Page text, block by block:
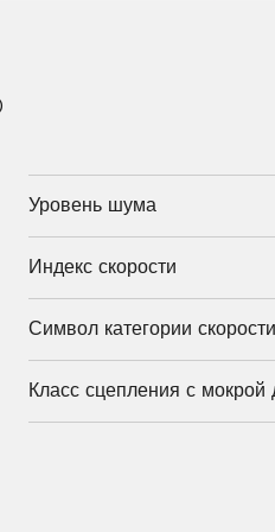
Уровень шума
Индекс скорости
Символ категории скорости
Класс сцепления с мокрой